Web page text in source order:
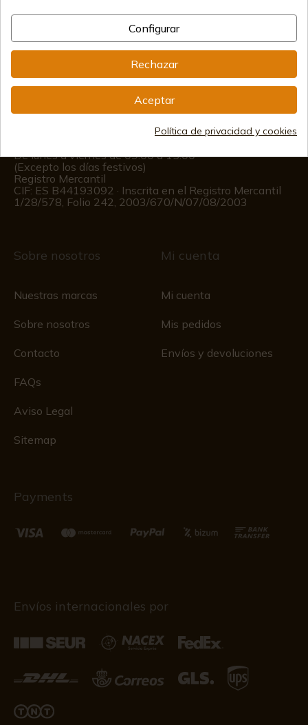
Información
info@aceros-de-hispania.com
(+34)978 877 088
(+34)676 850 364
De lunes a viernes de 09:00 a 15:00
(Excepto los días festivos)
Registro Mercantil
CIF: ES B44193092 · Inscrita en el Registro Mercantil
1/28/578, Folio 242, 2003/670/N/07/08/2003
Sobre nosotros
Nuestras marcas
Sobre nosotros
Contacto
FAQs
Aviso Legal
Sitemap
Mi cuenta
Mi cuenta
Mis pedidos
Envíos y devoluciones
Payments
Envíos internacionales por
Configurar
Rechazar
Aceptar
Política de privacidad y cookies